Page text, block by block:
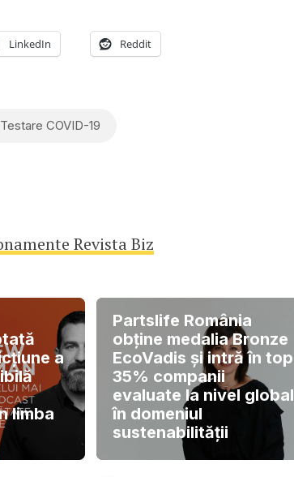
LinkedIn Reddit
Testare COVID-19
Revista Biz
a
limba
Partslife România
obține medalia Bronze
EcoVadis și intră în top
35% companii
evaluate la nivel global
în domeniul
sustenabilității